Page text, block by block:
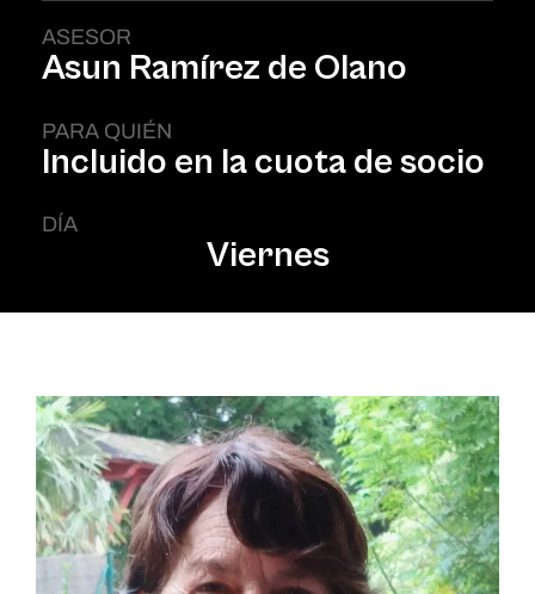
ASESOR
Asun Ramírez de Olano
PARA QUIÉN
Incluido en la cuota de socio
DÍA
Viernes